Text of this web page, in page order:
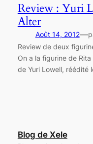
Review : Yuri
Alter
Août 14, 2012—
Review de deux
On a la figurine de
de Yuri Lowell, réédité
Blog de Xele